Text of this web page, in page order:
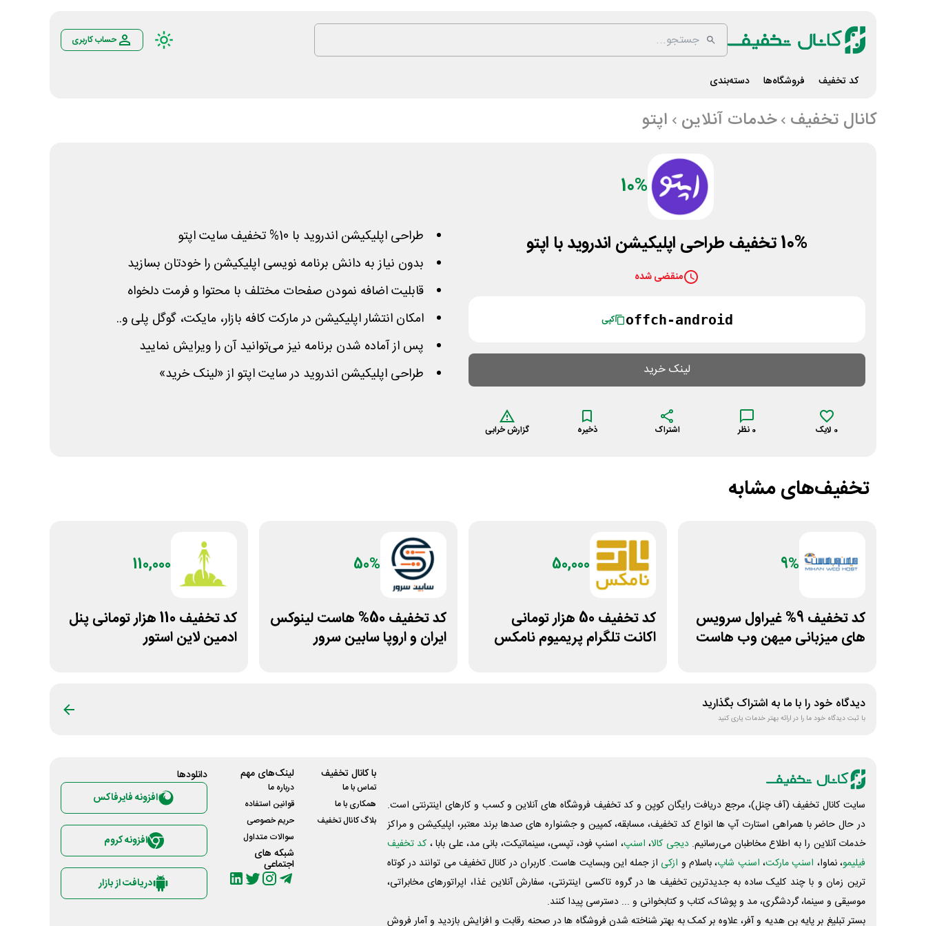
حساب کاربری
کد تخفیف فروشگاه‌ها دسته‌بندی
کانال تخفیف خدمات آنلاین اپتو
10%
10% تخفیف طراحی اپلیکیشن اندروید با اپتو
منقضی شده
offch-android کپی
لینک خرید
0 لایک 0 نظر اشتراک ذخیره گزارش خرابی
طراحی اپلیکیشن اندروید با 10% تخفیف سایت اپتو
بدون نیاز به دانش برنامه نویسی اپلیکیشن را خودتان بسازید
قابلیت اضافه نمودن صفحات مختلف با محتوا و فرمت دلخواه
امکان انتشار اپلیکیشن در مارکت کافه بازار، مایکت، گوگل پلی و..
پس از آماده شدن برنامه نیز می‌توانید آن را ویرایش نمایید
طراحی اپلیکیشن اندروید در سایت اپتو از «لینک خرید»
تخفیف‌های مشابه
9%
کد تخفیف 9% غیراول سرویس
های میزبانی میهن وب هاست
50,000
کد تخفیف 50 هزار تومانی
اکانت تلگرام پریمیوم نامکس
50%
کد تخفیف 50% هاست لینوکس
ایران و اروپا سابین سرور
110,000
کد تخفیف 110 هزار تومانی پنل
ادمین لاین استور
دیدگاه خود را با ما به اشتراک بگذارید
با ثبت دیدگاه خود ما را در ارائه بهتر خدمات یاری کنید
سایت کانال تخفیف (آف چنل)، مرجع دریافت رایگان کوپن و کد تخفیف فروشگاه های آنلاین و کسب و‌ کارهای اینترنتی است.
در حال حاضر با همراهی استارت آپ ها انواع کد تخفیف، مسابقه، کمپین و جشنواره های صدها برند معتبر، اپلیکیشن و مراکز
خدمات آنلاین را به اطلاع مخاطبان می‌رسانیم. دیجی کالا، اسنپ، اسنپ فود، تپسی، سینماتیکت، بانی مد، علی‌ بابا ، کد تخفیف
فیلیمو، نماوا، اسنپ مارکت، اسنپ شاپ، باسلام و ازکی از جمله این وبسایت ‌هاست. کاربران در کانال تخفیف می توانند در کوتاه
ترین زمان و با چند کلیک ساده به جدیدترین تخفیف ها در گروه تاکسی اینترنتی، سفارش آنلاین غذا، اپراتورهای مخابراتی،
موسیقی و سینما، گردشگری، مد و پوشاک، کتاب و کتابخوانی و ... دسترسی پیدا کنند.
بستر تبلیغ بر پایه بن هدیه و آفر، علاوه بر کمک به بهتر شناخته شدن فروشگاه ها در صحنه رقابت و افزایش بازدید و آمار فروش
با کانال تخفیف
تماس با ما
همکاری با ما
بلاگ کانال تخفیف
لینک‌های مهم
درباره ما
قوانین استفاده
حریم خصوصی
سوالات متداول
شبکه های
اجتماعی
دانلود‌ها
افزونه فایرفاکس
افزونه کروم
دریافت از بازار